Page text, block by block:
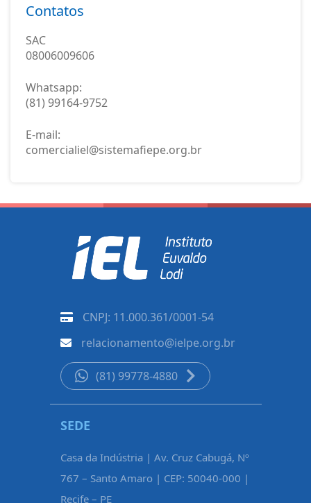
Contatos
SAC
08006009606
Whatsapp:
(81) 99164-9752
E-mail:
comercialiel@sistemafiepe.org.br
CNPJ: 11.000.361/0001-54
relacionamento@ielpe.org.br
(81) 99778-4880
SEDE
Casa da Indústria | Av. Cruz Cabugá, Nº
767 – Santo Amaro | CEP: 50040-000 |
Recife – PE